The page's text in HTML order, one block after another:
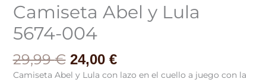
Camiseta Abel y Lula
5674-004
29,99€ 24,00 €
Camiseta Abel y Lula con lazo en el cuello a juego con la